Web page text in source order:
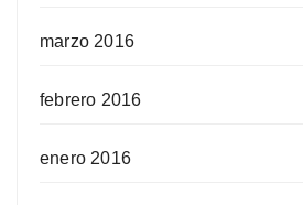
marzo 2016
febrero 2016
enero 2016